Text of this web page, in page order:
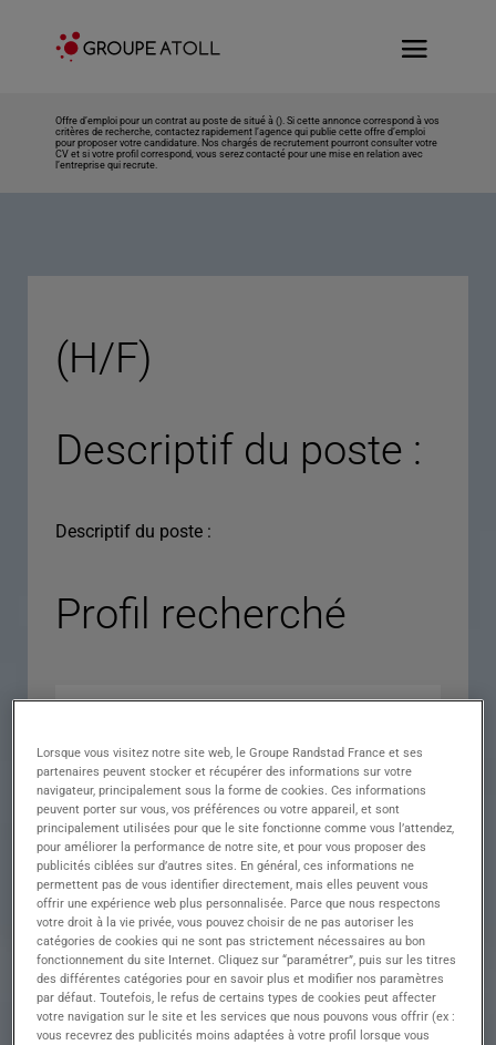
Offre d’emploi pour un contrat au poste de situé à (). Si cette annonce correspond à vos
critères de recherche, contactez rapidement l’agence qui publie cette offre d’emploi
pour proposer votre candidature. Nos chargés de recrutement pourront consulter votre
CV et si votre profil correspond, vous serez contacté pour une mise en relation avec
l’entreprise qui recrute.
(H/F)
Descriptif du poste :
Descriptif du poste :
Profil recherché
Expérience
Salaire
Contrat
Ville
()
Référence Annonce n°
Lorsque vous visitez notre site web, le Groupe Randstad France et ses
partenaires peuvent stocker et récupérer des informations sur votre
navigateur, principalement sous la forme de cookies. Ces informations
peuvent porter sur vous, vos préférences ou votre appareil, et sont
principalement utilisées pour que le site fonctionne comme vous l’attendez,
pour améliorer la performance de notre site, et pour vous proposer des
publicités ciblées sur d’autres sites. En général, ces informations ne
permettent pas de vous identifier directement, mais elles peuvent vous
offrir une expérience web plus personnalisée. Parce que nous respectons
votre droit à la vie privée, vous pouvez choisir de ne pas autoriser les
catégories de cookies qui ne sont pas strictement nécessaires au bon
fonctionnement du site Internet. Cliquez sur “paramétrer”, puis sur les titres
des différentes catégories pour en savoir plus et modifier nos paramètres
par défaut. Toutefois, le refus de certains types de cookies peut affecter
votre navigation sur le site et les services que nous pouvons vous offrir (ex :
vous recevrez des publicités moins adaptées à votre profil lorsque vous